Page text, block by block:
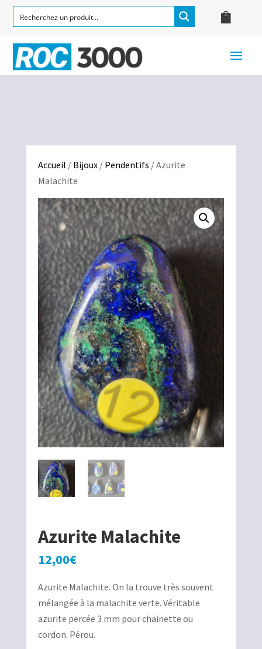
Accueil / Bijoux/ Pendentifs / Azurite
Malachite
Azurite Malachite
12,00€
Azurite Malachite. On la trouve très souvent
mélangée à la malachite verte. Véritable
azurite percée 3 mm pour chainette ou
cordon. Pérou.